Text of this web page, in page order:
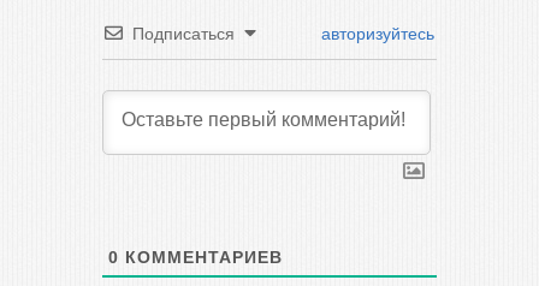
Подписаться авторизуйтесь
0 КОММЕНТАРИЕВ